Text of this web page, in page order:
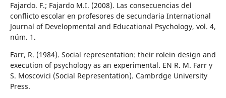
Fajardo. F.; Fajardo M.I. (2008). Las consecuencias del
conflicto escolar en profesores de secundaria International
Journal of Developmental and Educational Psychology, vol. 4,
núm. 1.
Farr, R. (1984). Social representation: their rolein design and
execution of psychology as an experimental. EN R. M. Farr y
S. Moscovici (Social Representation). Cambrdge University
Press.